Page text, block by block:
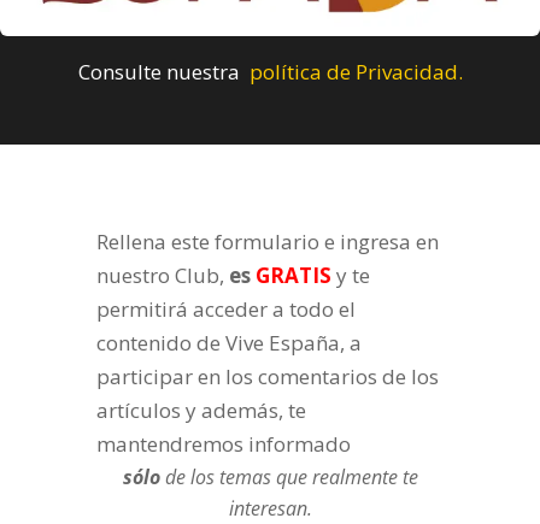
Consulte nuestra política de Privacidad.
Rellena este formulario e ingresa en
nuestro Club, es GRATIS y te
permitirá acceder a todo el
contenido de Vive España, a
participar en los comentarios de los
artículos y además, te
mantendremos informado
sólode los temas que realmente te
interesan.